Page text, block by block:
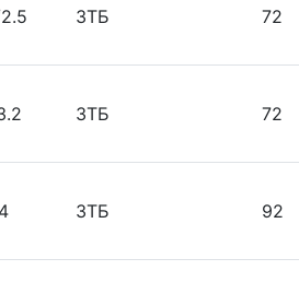
ЗТБ 72
ЗТБ 72
ЗТБ 92